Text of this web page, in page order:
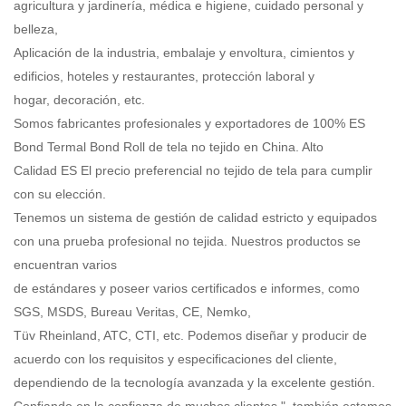
agricultura y jardinería, médica e higiene, cuidado personal y
belleza,
Aplicación de la industria, embalaje y envoltura, cimientos y
edificios, hoteles y restaurantes, protección laboral y
hogar, decoración, etc.
Somos fabricantes profesionales y exportadores de 100% ES
Bond Termal Bond Roll de tela no tejido en China. Alto
Calidad ES El precio preferencial no tejido de tela para cumplir
con su elección.
Tenemos un sistema de gestión de calidad estricto y equipados
con una prueba profesional no tejida. Nuestros productos se
encuentran varios
de estándares y poseer varios certificados e informes, como
SGS, MSDS, Bureau Veritas, CE, Nemko,
Tüv Rheinland, ATC, CTI, etc. Podemos diseñar y producir de
acuerdo con los requisitos y especificaciones del cliente,
dependiendo de la tecnología avanzada y la excelente gestión.